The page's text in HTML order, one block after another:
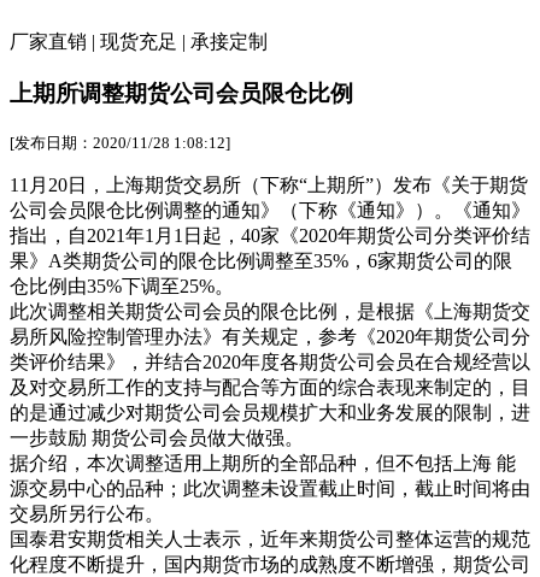
厂家直销 | 现货充足 | 承接定制
上期所调整期货公司会员限仓比例
[发布日期：2020/11/28 1:08:12]
11月20日，上海期货交易所（下称“上期所”）发布《关于期货
公司会员限仓比例调整的通知》（下称《通知》）。《通知》
指出，自2021年1月1日起，40家《2020年期货公司分类评价结
果》A类期货公司的限仓比例调整至35%，6家期货公司的限
仓比例由35%下调至25%。
此次调整相关期货公司会员的限仓比例，是根据《上海期货交
易所风险控制管理办法》有关规定，参考《2020年期货公司分
类评价结果》，并结合2020年度各期货公司会员在合规经营以
及对交易所工作的支持与配合等方面的综合表现来制定的，目
的是通过减少对期货公司会员规模扩大和业务发展的限制，进
一步鼓励 期货公司会员做大做强。
据介绍，本次调整适用上期所的全部品种，但不包括上海 能
源交易中心的品种；此次调整未设置截止时间，截止时间将由
交易所另行公布。
国泰君安期货相关人士表示，近年来期货公司整体运营的规范
化程度不断提升，国内期货市场的成熟度不断增强，期货公司